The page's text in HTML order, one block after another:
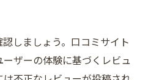
しましょう。口コミサイト
ザーの体験に基づくレビュ